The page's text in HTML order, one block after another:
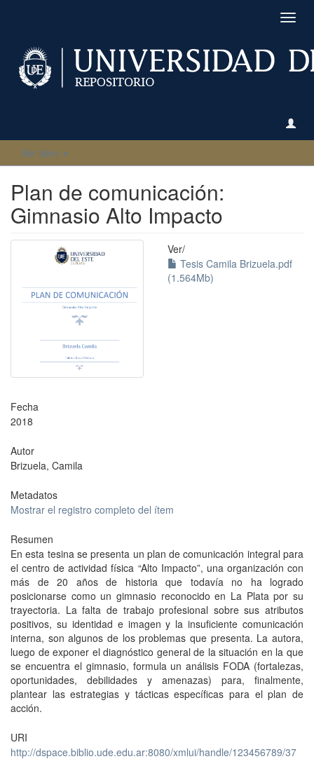
Ver ítem
Plan de comunicación:
Gimnasio Alto Impacto
Ver/
Tesis Camila Brizuela.pdf
(1.564Mb)
Fecha
2018
Autor
Brizuela, Camila
Metadatos
Mostrar el registro completo del ítem
Resumen
En esta tesina se presenta un plan de comunicación integral para
el centro de actividad física “Alto Impacto”, una organización con
más de 20 años de historia que todavía no ha logrado
posicionarse como un gimnasio reconocido en La Plata por su
trayectoria. La falta de trabajo profesional sobre sus atributos
positivos, su identidad e imagen y la insuficiente comunicación
interna, son algunos de los problemas que presenta. La autora,
luego de exponer el diagnóstico general de la situación en la que
se encuentra el gimnasio, formula un análisis FODA (fortalezas,
oportunidades, debilidades y amenazas) para, finalmente,
plantear las estrategias y tácticas específicas para el plan de
acción.
URI
http://dspace.biblio.ude.edu.ar:8080/xmlui/handle/123456789/37